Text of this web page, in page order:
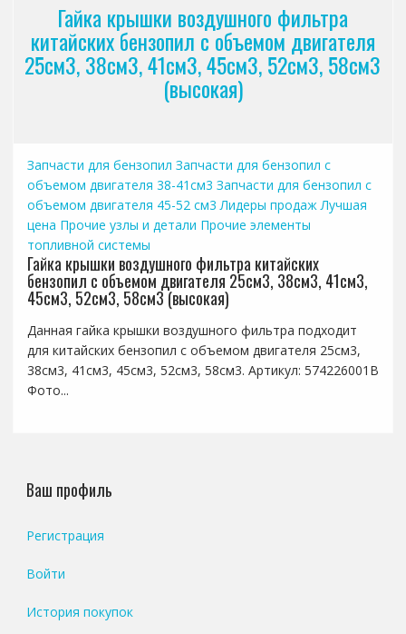
Гайка крышки воздушного фильтра
китайских бензопил с объемом двигателя
25см3, 38см3, 41см3, 45см3, 52см3, 58см3
(высокая)
Запчасти для бензопил Запчасти для бензопил с
объемом двигателя 38-41см3 Запчасти для бензопил с
объемом двигателя 45-52 см3 Лидеры продаж Лучшая
цена Прочие узлы и детали Прочие элементы
топливной системы
Гайка крышки воздушного фильтра китайских
бензопил с объемом двигателя 25см3, 38см3, 41см3,
45см3, 52см3, 58см3 (высокая)
Данная гайка крышки воздушного фильтра подходит
для китайских бензопил с объемом двигателя 25см3,
38см3, 41см3, 45см3, 52см3, 58см3. Артикул: 574226001B
Фото...
Ваш профиль
Регистрация
Войти
История покупок